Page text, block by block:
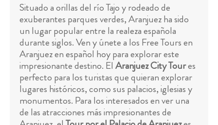
Situado a orillas del río Tajo y rodeado de
exuberantes parques verdes, Aranjuez ha sido
un lugar popular entre la realeza española
durante siglos. Ven y únete a los Free Tours en
Aranjuez en español hoy para explorar este
impresionante destino. El Aranjuez City Toures
perfecto para los turistas que quieran explorar
lugares históricos, como sus palacios, iglesias y
monumentos. Para los interesados en ver una
de las atracciones más impresionantes de